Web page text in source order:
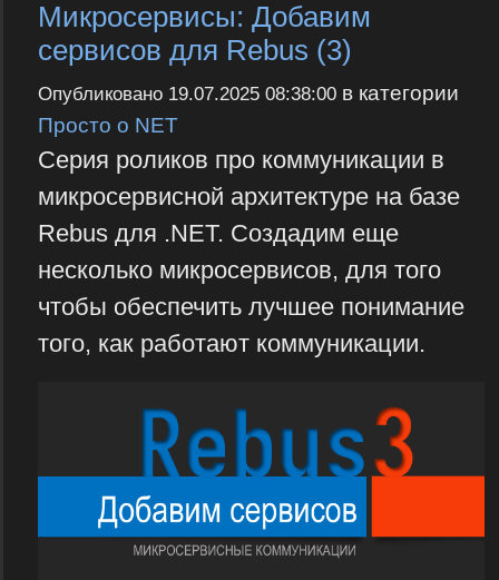
Микросервисы: Добавим
сервисов для Rebus (3)
Опубликовано 19.07.2025 08:38:00в категории
Просто о NET
Серия роликов про коммуникации в
микросервисной архитектуре на базе
Rebus для .NET. Создадим еще
несколько микросервисов, для того
чтобы обеспечить лучшее понимание
того, как работают коммуникации.